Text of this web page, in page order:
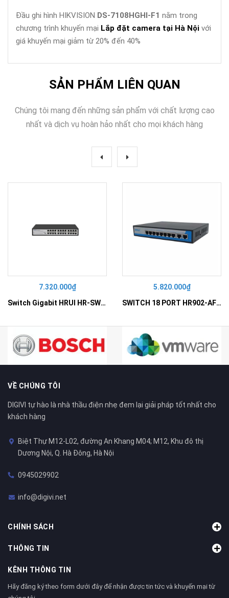
Đầu ghi hình HIKVISION DS-7108HGHI-F1 nằm trong
chương trình khuyến mại Lắp đặt camera tại Hà Nội với
giá khuyến mại giảm từ 20% đến 40%
SẢN PHẨM LIÊN QUAN
Chúng tôi mang đến những sản phẩm với chất lượng cao
nhất và dịch vụ hoàn hảo nhất cho mọi khách hàng
7.320.000₫
Switch Gigabit HRUI HR-SWG10240D
5.820.000₫
SWITCH 18 PORT HR902-AF162G-300 – Switch PoE 16 Cổng
VỀ CHÚNG TÔI
DIGIVI tự hào là nhà thầu điện nhẹ đem lại giải pháp tốt nhất cho
khách hàng
Biệt Thự M12-L02, đường An Khang M04; M12, Khu đô thị
Dương Nội, Q. Hà Đông, Hà Nội
0945029902
info@digivi.net
CHÍNH SÁCH
THÔNG TIN
KÊNH THÔNG TIN
Hãy đăng ký theo form dưới đây để nhận được tin tức và khuyến mại từ